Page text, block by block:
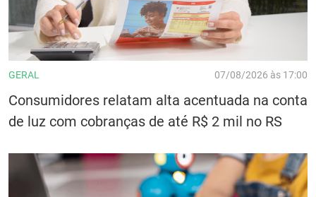
GERAL 07/08/2026 às 17:00
Consumidores relatam alta acentuada na conta
de luz com cobranças de até R$ 2 mil no RS